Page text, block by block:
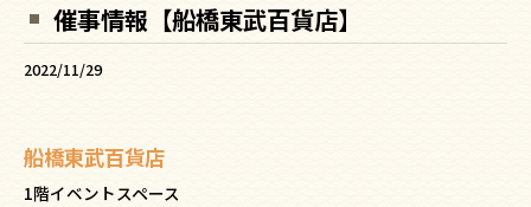
催事情報【船橋東武百貨店】
2022/11/29
船橋東武百貨店
1階イベントスペース